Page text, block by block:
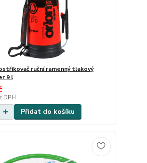
ruční ramenný tlakový
9 l
DPH
Přidat do košíku